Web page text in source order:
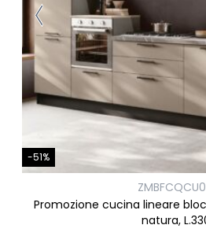
-51%
Promozione cucina lineare
natura,